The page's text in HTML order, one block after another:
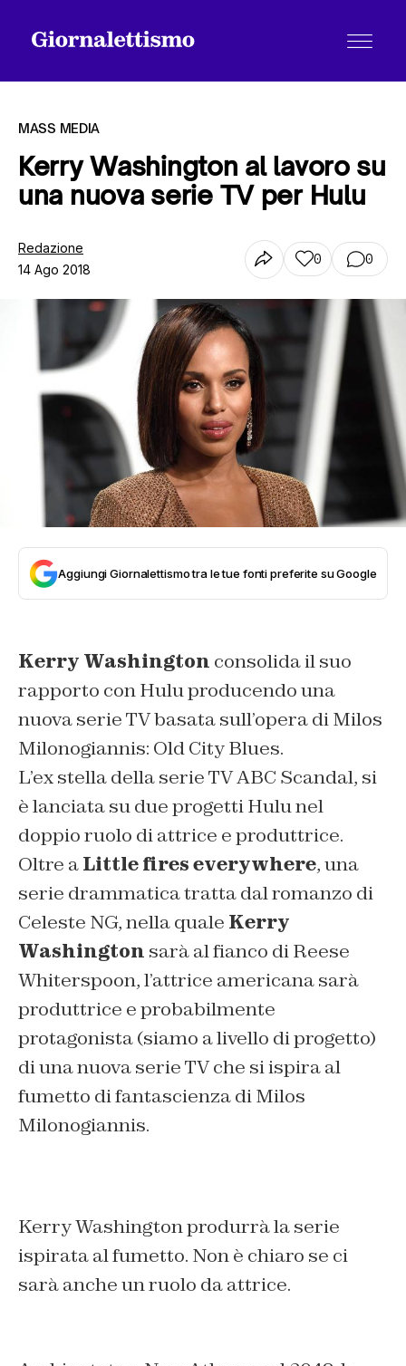
Tutti gli articoli
Chi siamo
Contatti
MASS MEDIA
Kerry Washington al lavoro su
una nuova serie TV per Hulu
Redazione
14 Ago 2018
0 0
Aggiungi Giornalettismo tra le tue fonti preferite su Google
Kerry Washington consolida il suo
rapporto con Hulu producendo una
nuova serie TV basata sull’opera di Milos
Milonogiannis: Old City Blues.
L’ex stella della serie TV ABC Scandal, si
è lanciata su due progetti Hulu nel
doppio ruolo di attrice e produttrice.
Oltre aLittle fires everywhere, una
serie drammatica tratta dal romanzo di
Celeste NG, nella quale Kerry
Washington sarà al fianco di Reese
Whiterspoon, l’attrice americana sarà
produttrice e probabilmente
protagonista (siamo a livello di progetto)
di una nuova serie TV che si ispira al
fumetto di fantascienza di Milos
Milonogiannis.
Kerry Washington produrrà la serie
ispirata al fumetto. Non è chiaro se ci
sarà anche un ruolo da attrice.